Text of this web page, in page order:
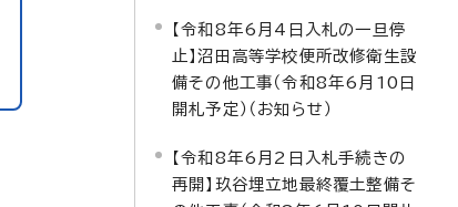
【令和8年6月4日入札の一旦停
止】沼田高等学校便所改修衛生設
備その他工事（令和8年6月10日
開札予定）（お知らせ）
【令和8年6月2日入札手続きの
再開】玖谷埋立地最終覆土整備そ